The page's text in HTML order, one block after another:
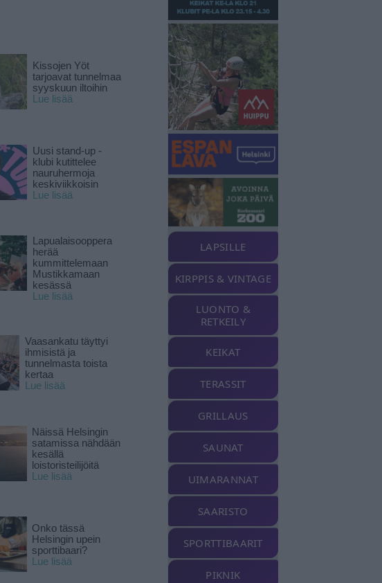
Kissojen Yöt
tarjoavat tunnelmaa
syyskuun iltoihin
Lue lisää
Uusi stand-up -
klubi kutittelee
nauruhermoja
keskiviikkoisin
Lue lisää
Lapualaisooppera
herää
kummittelemaan
Mustikkamaan
kesässä
Lue lisää
Vaasankatu täyttyi
ihmisistä ja
tunnelmasta toista
kertaa
Lue lisää
Näissä Helsingin
satamissa nähdään
kesällä
loistoristeilijöitä
Lue lisää
Onko tässä
Helsingin upein
sporttibaari?
Lue lisää
LAPSILLE
KIRPPIS & VINTAGE
LUONTO &
RETKEILY
KEIKAT
TERASSIT
GRILLAUS
SAUNAT
UIMARANNAT
SAARISTO
SPORTTIBAARIT
PIKNIK